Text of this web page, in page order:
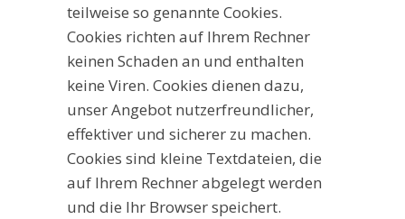
teilweise so genannte Cookies.
Cookies richten auf Ihrem Rechner
keinen Schaden an und enthalten
keine Viren. Cookies dienen dazu,
unser Angebot nutzerfreundlicher,
effektiver und sicherer zu machen.
Cookies sind kleine Textdateien, die
auf Ihrem Rechner abgelegt werden
und die Ihr Browser speichert.